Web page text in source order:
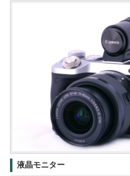
液晶モニター